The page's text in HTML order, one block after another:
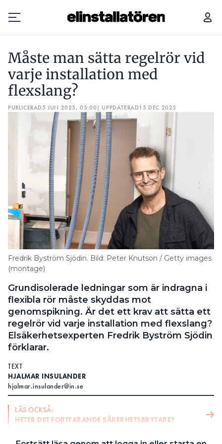
Prenumerera
Hantera prenumeration
Lediga jobb
Annonsera
Läs E-tidningen
Om tidningen
Kontakt
Personuppgifter
Search for:
Måste man sätta regelrör vid
varje installation med
flexslang?
PUBLICERAD5 JUN 2025, 05:00| UPPDATERAD15 DEC 2025
Fredrik Byström Sjödin. Bild: Peter Knutson / Getty images
(montage)
Grundisolerade ledningar som är indragna i
flexibla rör måste skyddas mot
genomspikning. Är det ett krav att sätta ett
regelrör vid varje installation med flexslang?
Elsäkerhetsexperten Fredrik Byström Sjödin
förklarar.
TEXT
HJALMAR INSULANDER
hjalmar.insulander@in.se
LÄS OCKSÅ:
HETER DET FORTFARANDE SÄKERHETSBRYTARE?